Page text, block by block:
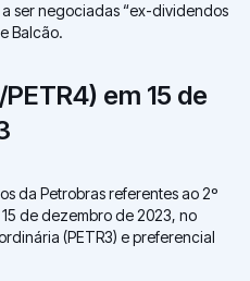
ser negociadas “ex-dividendos
Balcão.
em 15 de
da Petrobras referentes ao 2º
de dezembro de 2023, no
(PETR3) e preferencial